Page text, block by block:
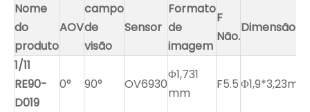
Nome
do
produto
AOV
campo
de
visão
Sensor
Formato
de
imagem
F
Não.
Dimensão
1/11
RE90-
D019
0° 90° OV6930
Φ1,731
mm
F5.5Φ1,9*3,23mm